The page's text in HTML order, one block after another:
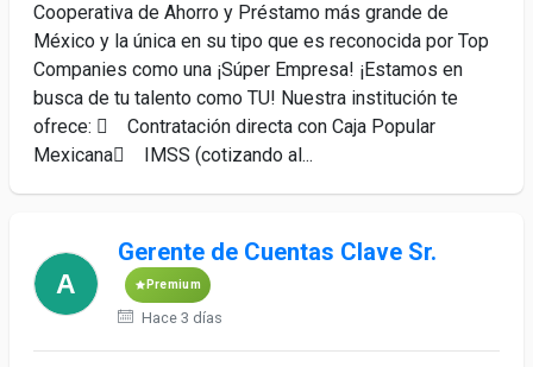
Cooperativa de Ahorro y Préstamo más grande de
México y la única en su tipo que es reconocida por Top
Companies como una ¡Súper Empresa! ¡Estamos en
busca de tu talento como TU! Nuestra institución te
ofrece:  Contratación directa con Caja Popular
Mexicana IMSS (cotizando al...
Gerente de Cuentas Clave Sr.
Premium
Hace 3 días